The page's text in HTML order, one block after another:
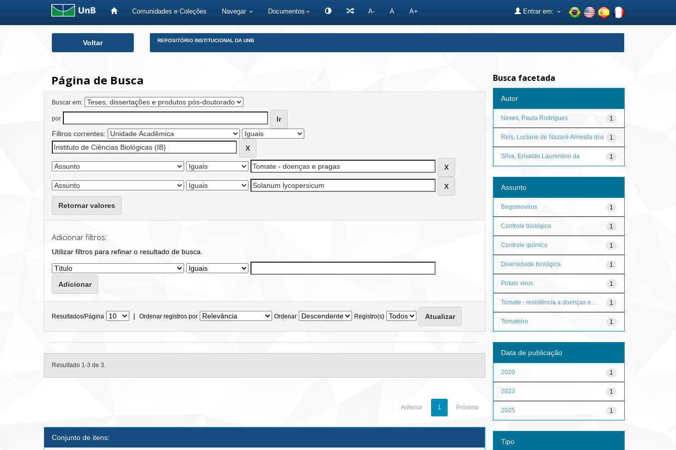
Comunidades e Coleções Navegar Documentos A- A A+ Entrar em:
Voltar REPOSITÓRIO INSTITUCIONAL DA UNB
Página de Busca
Buscar em:
por
Filtros correntes:
Retornar valores
Adicionar filtros:
Utilizar filtros para refinar o resultado de busca.
Resultados/Página | Ordenar registros por Ordenar Registro(s)
Resultado 1-3 de 3.
Anterior 1 Próximo
Conjunto de itens:
Busca facetada
Autor
1
Neves, Paula Rodrigues
1
Reis, Luciane de Nazaré Almeida dos
1
Silva, Erivaldo Laurentino da
Assunto
1
Begomovírus
1
Controle biológico
1
Controle químico
1
Diversidade biológica
1
Potato virus
1
Tomate - resistência a doenças e ...
1
Tomateiro
Data de publicação
1
2020
1
2023
1
2025
Tipo